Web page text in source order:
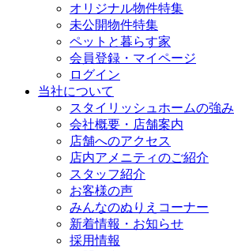
オリジナル物件特集
未公開物件特集
ペットと暮らす家
会員登録・マイページ
ログイン
当社について
スタイリッシュホームの強み
会社概要・店舗案内
店舗へのアクセス
店内アメニティのご紹介
スタッフ紹介
お客様の声
みんなのぬりえコーナー
新着情報・お知らせ
採用情報